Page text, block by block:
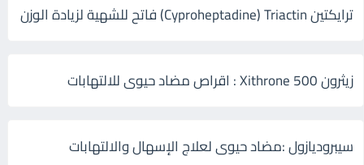
ترايكتين Cyproheptadine) Triactin) فاتح للشهية لزيادة الوزن
زيثرون 500 Xithrone : اقراص مضاد حيوى للالتهابات
سيبروديازول :مضاد حيوى لعلاج الإسهال والالتهابات